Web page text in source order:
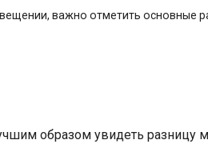
важно отметить основные
образом увидеть